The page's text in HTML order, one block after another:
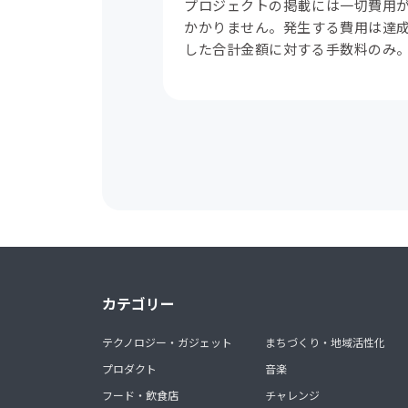
プロジェクトの掲載には一切費用
かかりません。発生する費用は達
した合計金額に対する手数料のみ
カテゴリー
テクノロジー・ガジェット
プロダクト
フード・飲食店
まちづくり・地域活性化
音楽
チャレンジ